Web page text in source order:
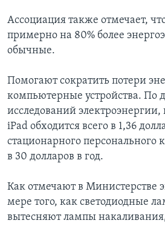
Ассоциация также отмечает,
примерно на 80% более
обычные.
Помогают сократить потери
компьютерные устройства. По
исследований
iPad обходится всего в 1,36
стационарного персонального
в 30 долларов в год.
Как отмечают в Министерстве
мере того, как светодиодные
вытесняют лампы